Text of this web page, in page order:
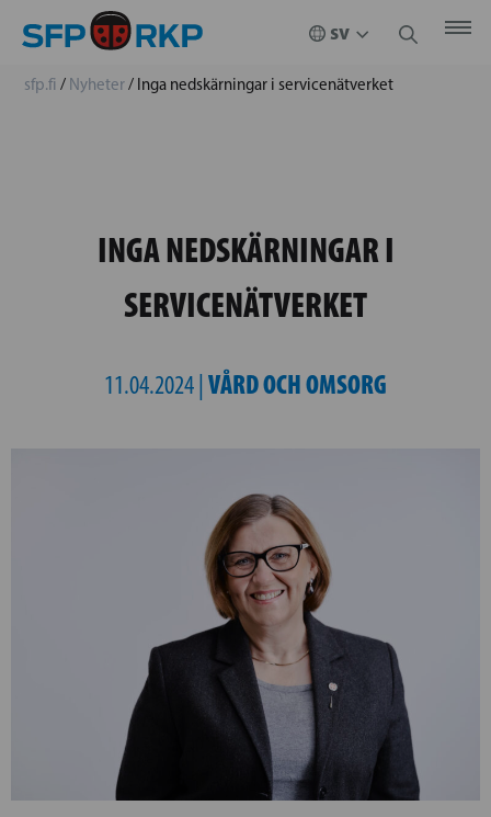
sfp.fi / Nyheter/ Inga nedskärningar i servicenätverket
INGA NEDSKÄRNINGAR I
SERVICENÄTVERKET
11.04.2024 | VÅRD OCH OMSORG